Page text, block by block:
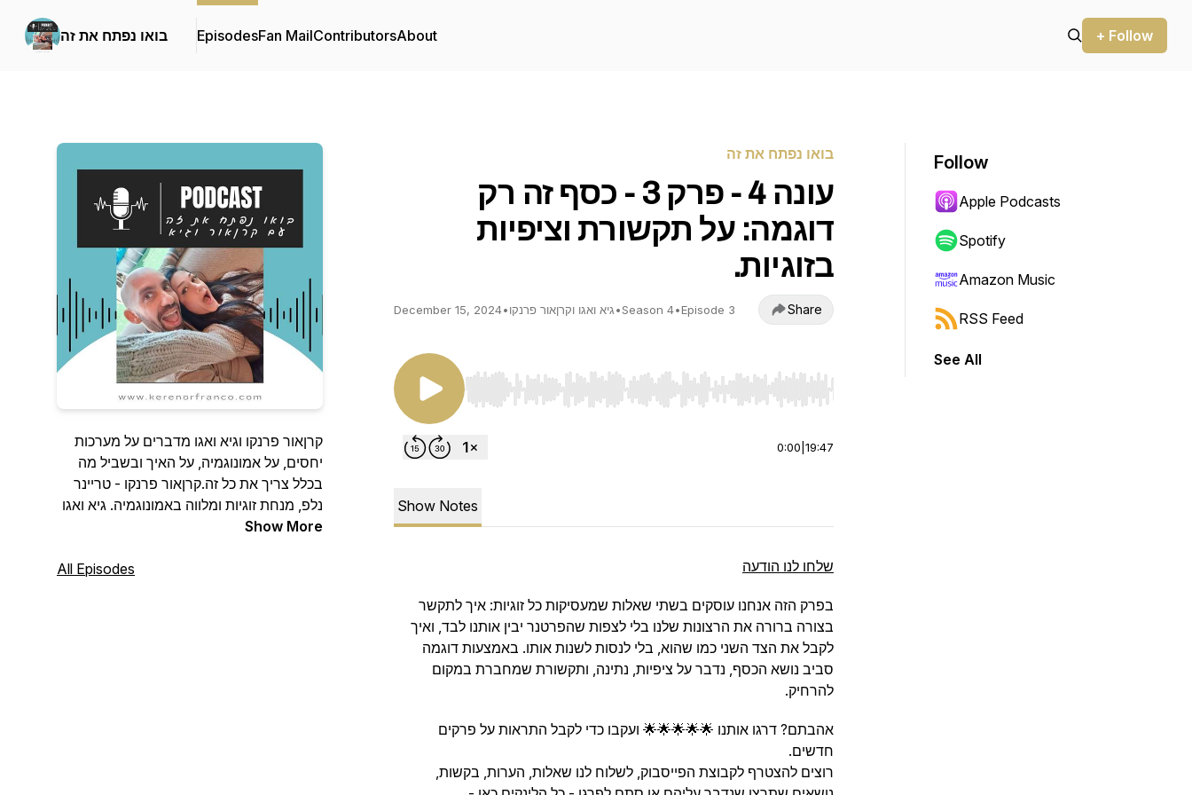
בואו נפתח את זה EpisodesFan MailContributorsAbout + Follow
קרןאור פרנקו וגיא ואגו מדברים על מערכות
יחסים, על אמונוגמיה, על האיך ובשביל מה
בכלל צריך את כל זה.קרןאור פרנקו - טריינר
נלפ, מנחת זוגיות ומלווה באמונוגמיה. גיא ואגו
- איש הייטק, צלם ומוזיקאי.
Show More
All Episodes
בואו נפתח את זה
עונה 4 - פרק 3 - כסף זה רק
דוגמה: על תקשורת וציפיות
בזוגיות.
December 15, 2024•גיא ואגו וקרןאור פרנקו•Season 4•Episode 3 Share
Use Left/Right to seek, Home/End to jump to start or end. Hold shift to jump forward or backward.
0:00 19:47
Show Notes
שלחו לנו הודעה
בפרק הזה אנחנו עוסקים בשתי שאלות שמעסיקות כל זוגיות: איך לתקשר
בצורה ברורה את הרצונות שלנו בלי לצפות שהפרטנר יבין אותנו לבד, ואיך
לקבל את הצד השני כמו שהוא, בלי לנסות לשנות אותו. באמצעות דוגמה
סביב נושא הכסף, נדבר על ציפיות, נתינה, ותקשורת שמחברת במקום
להרחיק.
אהבתם? דרגו אותנו 🌟🌟🌟🌟🌟 ועקבו כדי לקבל התראות על פרקים
חדשים.
רוצים להצטרף לקבוצת הפייסבוק, לשלוח לנו שאלות, הערות, בקשות,
Follow
Apple Podcasts
Spotify
Amazon Music
RSS Feed
See All